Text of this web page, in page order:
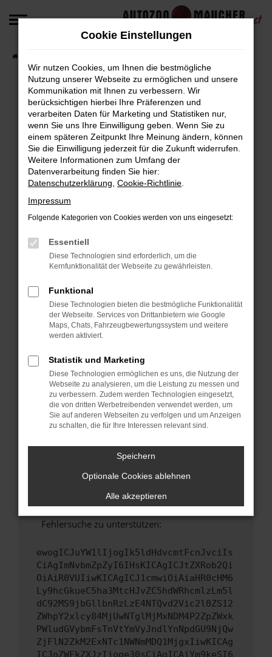
Zum
Fehler: Network Error
Beim Laden ist ein Fehler aufgetreten.
Hier sind ein paar Tipps, die dir helfen können:
Überprüfe deine Firewall und deine
Internetverbindung.
Laden andere Webseiten, zum Beispiel deine
Manche Erweiterungen, wie Werbeblocker,
können das Laden bestimmter Seiten
verhindern. Funktioniert die Seite in einem
Fenster?
Starte dein Gerät neu.
Das kann manchmal helfen, vorübergehende
Probleme zu beheben.
Stelle sicher, dass dein Browser und dein
Betriebssystem auf dem neuesten Stand
sind.
Veraltete Software birgt nicht nur ein
Sicherheitsrisiko, sondern kann auch dazu
führen, dass bestimmte Funktionen nicht mehr
Wende dich an den Webseitenbetreiber.
Wenn du alle oben genannten Schritte versucht
hast, kontaktiere uns bitte. Wir werden
versuchen, das Problem zu beheben. Du kannst
uns diesen Text schicken, um uns bei der
Fehlersuche zu unterstützen:
ewogICJuYW1lIjogIk5ldHdvcmtFcnJvciIs
CiAgImNvbmZpZyI6IHsKICAgICJtZXRob2Qi
OiAiR0VUIiwKICAgICJ1cmwiOiAiaHR0cHM6
Ly9hcGkueC5ha3MtcHJvZC5hdWRhcmlzLm5l
dC92MS9jbGllbnRzLzE4NTQvd2Vic2l0ZS12
ZWhpY2xlcy84MjUwNTglMjMxNDM4P2ZpZWxk
PWludGVybmFsTnVtYmVyJndlYnNpdGU9NjQw
ZjFlN2ZkM2ExNTc1NWNmMDQ1MjgxIiwKICAg
ICJoZWFkZXJzIjoge30sCiAgICAiYm9keSI6
Cookie Einstellungen
Wir nutzen Cookies, um Ihnen die bestmögliche
Nutzung unserer Webseite zu ermöglichen und unsere
Kommunikation mit Ihnen zu verbessern. Wir
berücksichtigen hierbei Ihre Präferenzen und
verarbeiten Daten für Marketing und Statistiken nur,
wenn Sie uns Ihre Einwilligung geben. Wenn Sie zu
einem späteren Zeitpunkt Ihre Meinung ändern, können
Sie die Einwilligung jederzeit für die Zukunft widerrufen.
Weitere Informationen zum Umfang der
Datenverarbeitung finden Sie hier:
Datenschutzerklärung Cookie-Richtlinie
Impressum
Folgende Kategorien von Cookies werden von uns eingesetzt:
Essentiell
Diese Technologien sind erforderlich, um die
Kernfunktionalität der Webseite zu gewährleisten.
Funktional
Diese Technologien bieten die bestmögliche Funktionalität
der Webseite. Services von Drittanbietern wie Google
Maps, Chats, Fahrzeugbewertungssystem und weitere
werden aktiviert.
Statistik und Marketing
Diese Technologien ermöglichen es uns, die Nutzung der
Webseite zu analysieren, um die Leistung zu messen und
zu verbessern. Zudem werden Technologien eingesetzt,
die von dritten Werbetreibenden verwendet werden, um
Sie auf anderen Webseiten zu verfolgen und um Anzeigen
zu schalten, die für Ihre Interessen relevant sind.
Speichern
Optionale Cookies ablehnen
Alle akzeptieren